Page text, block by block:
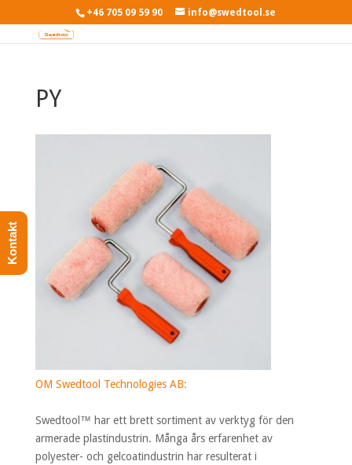
+46 705 09 59 90 info@swedtool.se
PY
OM Swedtool Technologies AB:
Swedtool™ har ett brett sortiment av verktyg för den
armerade plastindustrin. Många års erfarenhet av
polyester- och gelcoatindustrin har resulterat i
Kontakt